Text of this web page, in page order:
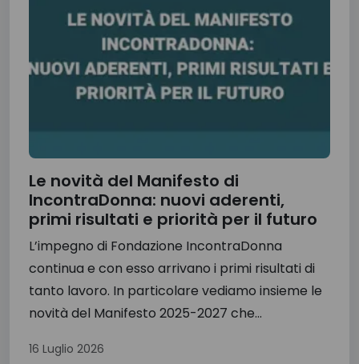
Le novità del Manifesto di
IncontraDonna: nuovi aderenti,
primi risultati e priorità per il futuro
L’impegno di Fondazione IncontraDonna
continua e con esso arrivano i primi risultati di
tanto lavoro. In particolare vediamo insieme le
novità del Manifesto 2025-2027 che...
16 Luglio 2026